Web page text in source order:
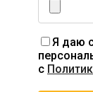
Я даю
с